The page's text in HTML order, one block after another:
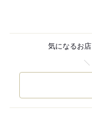
気になるお